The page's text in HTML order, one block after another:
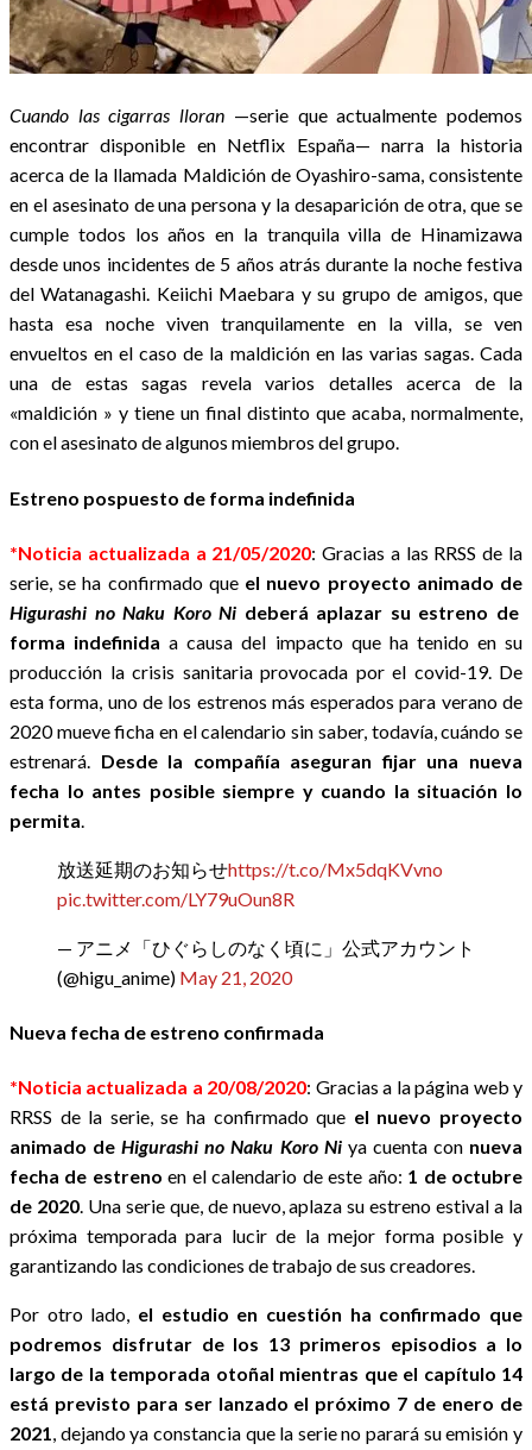
Cuando las cigarras lloran —serie que actualmente podemos
encontrar disponible en Netflix España— narra la historia
acerca de la llamada Maldición de Oyashiro-sama, consistente
en el asesinato de una persona y la desaparición de otra, que se
cumple todos los años en la tranquila villa de Hinamizawa
desde unos incidentes de 5 años atrás durante la noche festiva
del Watanagashi. Keiichi Maebara y su grupo de amigos, que
hasta esa noche viven tranquilamente en la villa, se ven
envueltos en el caso de la maldición en las varias sagas. Cada
una de estas sagas revela varios detalles acerca de la
«maldición » y tiene un final distinto que acaba, normalmente,
con el asesinato de algunos miembros del grupo.
Estreno pospuesto de forma indefinida
*Noticia actualizada a 21/05/2020: Gracias a las RRSS de la
serie, se ha confirmado que el nuevo proyecto animado de
Higurashi no Naku Koro Ni deberá aplazar su estreno de
forma indefinida a causa del impacto que ha tenido en su
producción la crisis sanitaria provocada por el covid-19. De
esta forma, uno de los estrenos más esperados para verano de
2020 mueve ficha en el calendario sin saber, todavía, cuándo se
estrenará. Desde la compañía aseguran fijar una nueva
fecha lo antes posible siempre y cuando la situación lo
permita.
放送延期のお知らせhttps://t.co/Mx5dqKVvno
pic.twitter.com/LY79uOun8R
— アニメ「ひぐらしのなく頃に」公式アカウント
(@higu_anime) May 21, 2020
Nueva fecha de estreno confirmada
*Noticia actualizada a 20/08/2020: Gracias a la página web y
RRSS de la serie, se ha confirmado que el nuevo proyecto
animado de Higurashi no Naku Koro Ni ya cuenta con nueva
fecha de estreno en el calendario de este año: 1 de octubre
de 2020. Una serie que, de nuevo, aplaza su estreno estival a la
próxima temporada para lucir de la mejor forma posible y
garantizando las condiciones de trabajo de sus creadores.
Por otro lado, el estudio en cuestión ha confirmado que
podremos disfrutar de los 13 primeros episodios a lo
largo de la temporada otoñal mientras que el capítulo 14
está previsto para ser lanzado el próximo 7 de enero de
2021, dejando ya constancia que la serie no parará su emisión y